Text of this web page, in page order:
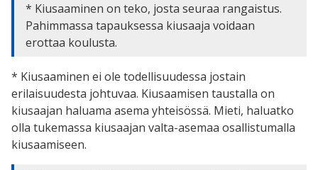
* Kiusaaminen on teko, josta seuraa rangaistus.
Pahimmassa tapauksessa kiusaaja voidaan
erottaa koulusta.
* Kiusaaminen ei ole todellisuudessa jostain
erilaisuudesta johtuvaa. Kiusaamisen taustalla on
kiusaajan haluama asema yhteisössä. Mieti, haluatko
olla tukemassa kiusaajan valta-asemaa osallistumalla
kiusaamiseen.